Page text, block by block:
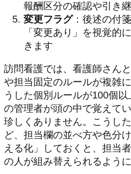
報酬区分の確認や引き
変更フラグ：後述の付
「変更あり」を視覚的
きます
訪問看護では、看護師さん
や担当固定のルールが複雑
うした個別ルールが100個
の管理者が頭の中で覚えて
珍しくありません。こうし
ど、担当欄の並べ方や色分
える化」しておくと、担当
の人が組み替えられるように